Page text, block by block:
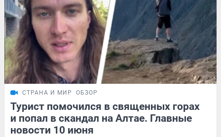
СТРАНА И МИР ОБЗОР
Турист помочился в священных горах
и попал в скандал на Алтае. Главные
новости 10 июня